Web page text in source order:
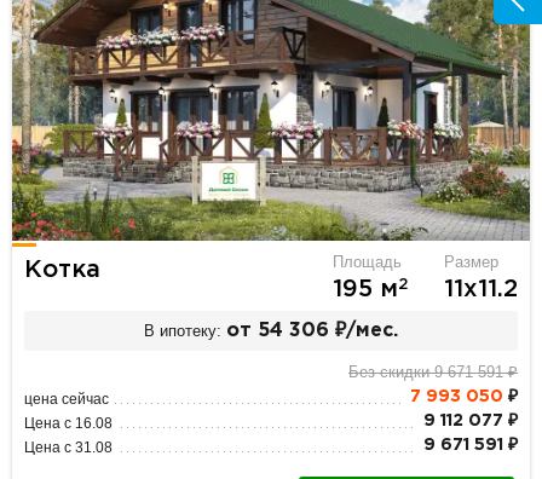
Котка Площадь
195 м2
Размер
11х11.2
В ипотеку: от 54 306 ₽/мес.
Без скидки 9 671 591 ₽
цена сейчас 7 993 050 ₽
Цена с 16.08 9 112 077 ₽
Цена с 31.08 9 671 591 ₽